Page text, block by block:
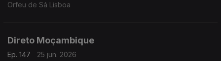
Orfeu de Sá Lisboa
Direto Moçambique
Ep. 147
25 jun. 2026